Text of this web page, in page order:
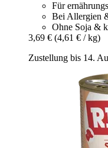
Für
Bei Allergien
Ohne Soja &
3,69 € (4,61 € / kg)
Zustellung bis 14.